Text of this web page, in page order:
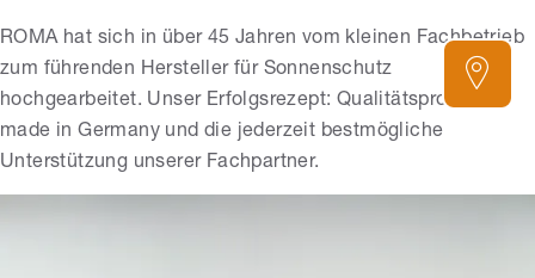
ROMA hat sich in über 45 Jahren vom kleinen Fachbetrieb
zum führenden Hersteller für Sonnenschutz
hochgearbeitet. Unser Erfolgsrezept: Qualitätsprodukte
made in Germany und die jederzeit bestmögliche
Unterstützung unserer Fachpartner.